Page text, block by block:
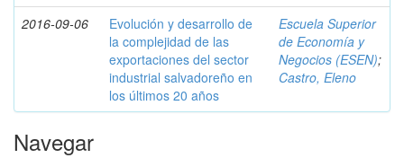
2016-09-06
Evolución y desarrollo de
la complejidad de las
exportaciones del sector
industrial salvadoreño en
los últimos 20 años
Escuela Superior
de Economía y
Negocios (ESEN);
Castro, Eleno
Navegar